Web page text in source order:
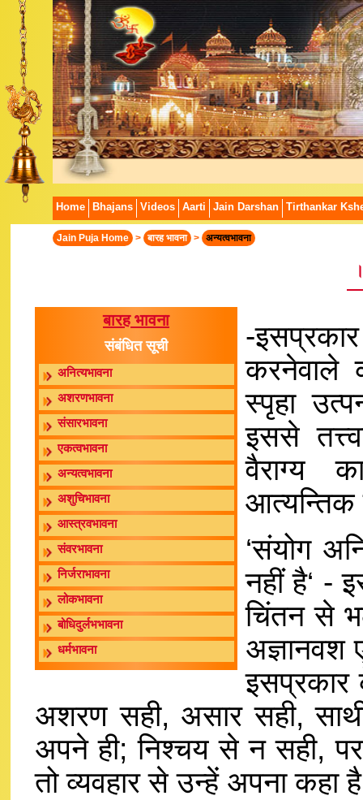
Home Bhajans Videos Aarti Jain Darshan Tirthankar
Jain Puja Home > बारह भावना > अन्यत्वभावना
बारह भावना
संबंधित सूची
अनित्यभावना
अशरणभावना
संसारभावना
एकत्वभावना
अन्यत्वभावना
अशुचिभावना
आस्त्रवभावना
संवरभावना
निर्जराभावना
लोकभावना
बोधिदुर्लभभावना
धर्मभावना
-
करनेवाले
स्पृहा
इससे
वैराग्य
आत्यन्तिक
‘संयोग
नहीं है‘ -
चिंतन से
अज्ञानवश
इसप्रकार
अशरण सही, असार सही, साथी
अपने ही; निश्चय से न सही, पर
तो व्यवहार से उन्हें अपना कहा